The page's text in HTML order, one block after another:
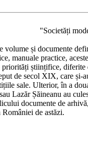
"Societăți
și documente
manuale practice,
științifice,
de secol XIX, care
sale. Ulterior, în a
Lazăr Șăineanu au
documente de
de astăzi.